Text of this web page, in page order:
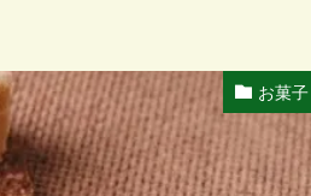
お菓子